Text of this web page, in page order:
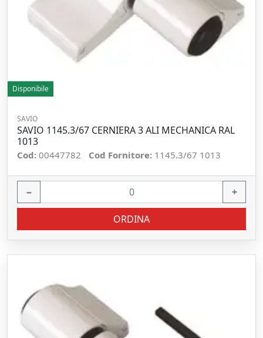
Disponibile
SAVIO
SAVIO 1145.3/67 CERNIERA 3 ALI MECHANICA RAL
1013
Cod: 00447782 Cod Fornitore: 1145.3/67 1013
− +
ORDINA